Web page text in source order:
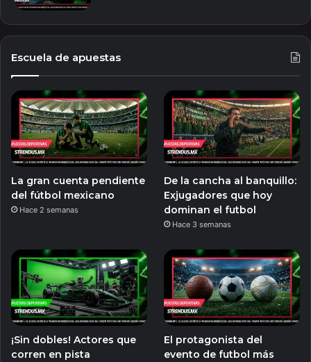
Escuela de apuestas
La gran cuenta pendiente
del fútbol mexicano
Hace 2 semanas
De la cancha al banquillo:
Exjugadores que hoy
dominan el futbol
Hace 3 semanas
¡Sin dobles! Actores que
corren en pista
El protagonista del
evento de futbol más